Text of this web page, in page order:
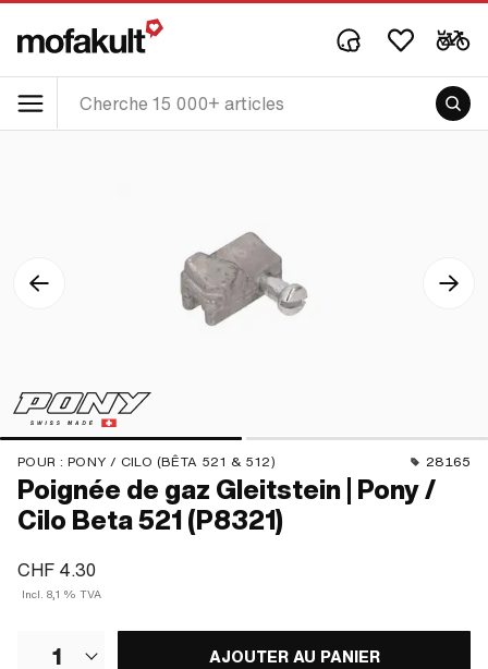
POUR : PONY / CILO (BÊTA 521 & 512) 28165
Poignée de gaz Gleitstein | Pony /
Cilo Beta 521 (P8321)
CHF 4.30
Incl. 8,1 % TVA
1 AJOUTER AU PANIER